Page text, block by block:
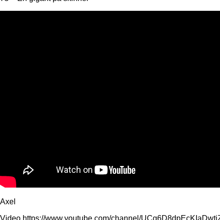
Axel
Video https://www.youtube.com/channel/